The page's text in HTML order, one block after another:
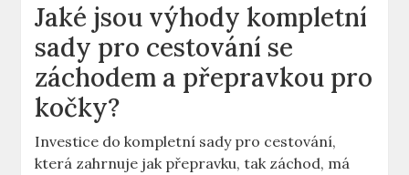
Jaké jsou výhody kompletní
sady pro cestování se
záchodem a přepravkou pro
kočky?
Investice do kompletní sady pro cestování,
která zahrnuje jak přepravku, tak záchod, má